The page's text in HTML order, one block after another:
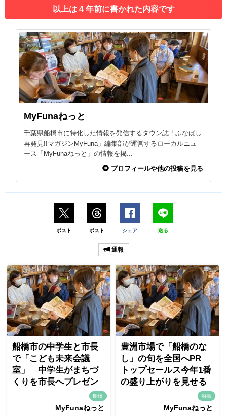
以上は 4 年前に書かれた内容です
MyFunaねっと
千葉県船橋市に特化した情報を発信するタウン誌「ふなばし
再発見!!マガジンMyFuna」編集部が運営するローカルニュ
ース「MyFunaねっと」の情報を掲...
プロフィールや他の投稿を見る
ポスト ポスト シェア 送る
通報
船橋市の中学生と市長
で「こども未来会議
室」 中学生がまちづ
くりを市長へプレゼン
船橋
MyFunaねっと
豊洲市場で「船橋のな
し」の旬を全国へPR
トップセールス今年1番
の盛り上がりを見せる
船橋
MyFunaねっと